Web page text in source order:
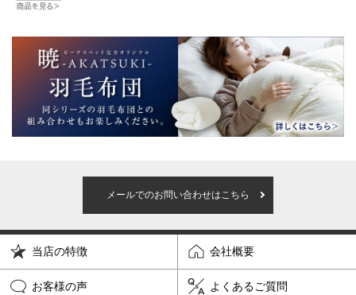
メールでのお問い合わせはこちら
当店の特徴 会社概要
お客様の声 よくあるご質問